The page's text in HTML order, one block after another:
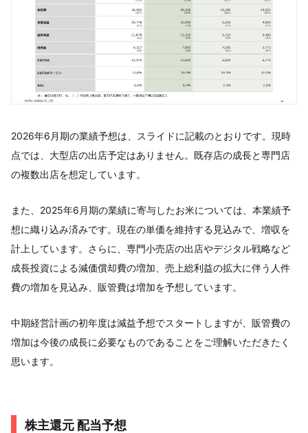
2026年6月期の業績予想は、スライドに記載のとおりです。現時
点では、大型店の出店予定はありません。既存店の成長と専門店
の複数出店を想定しています。
また、2025年6月期の業績に寄与したお米については、本業績予
想に織り込み済みです。現在の単価を維持する見込みで、増収を
計上しています。さらに、専門小売店の出店やデジタル戦略など
成長投資による減価償却費の増加、売上総利益の拡大に伴う人件
費の増加を見込み、販管費は増加を予想しています。
中期経営計画の初年度は減益予想でスタートしますが、販管費の
増加は今後の成長に必要なものであることをご理解いただきたく
思います。
株主還元 配当予想